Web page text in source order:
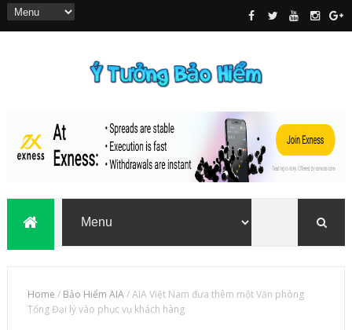
Home / Bảo Hiểm AIA/AIA Việt Nam đưa thêm một Văn phòng
Tổng Đại lý vào phục vụ khách hàng